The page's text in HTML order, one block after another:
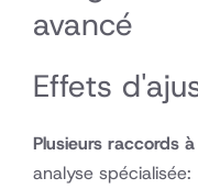
avancé
Effets
Plusieurs raccords
analyse spécialisée: